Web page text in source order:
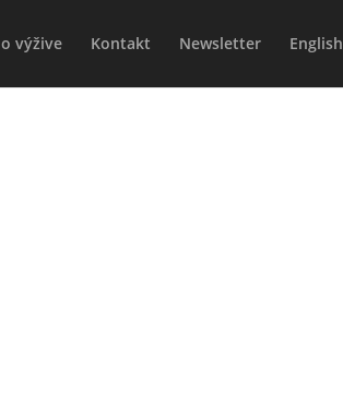
výžive Kontakt Newsletter English